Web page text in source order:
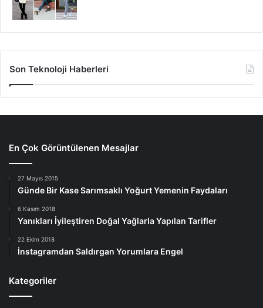
Son Teknoloji Haberleri
En Çok Görüntülenen Mesajlar
27 Mayıs 2015
Günde Bir Kase Sarımsaklı Yoğurt Yemenin Faydaları
6 Kasım 2018
Yanıkları İyileştiren Doğal Yağlarla Yapılan Tarifler
22 Ekim 2018
İnstagramdan Saldırgan Yorumlara Engel
Kategoriler